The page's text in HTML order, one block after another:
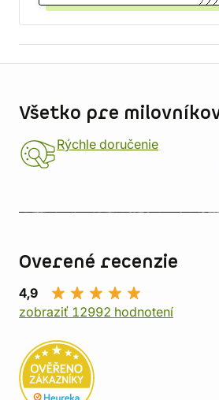
Všetko pre
Rýchle doručenie
Overené recenzie
4,9
zobraziť 12992 hodnotení